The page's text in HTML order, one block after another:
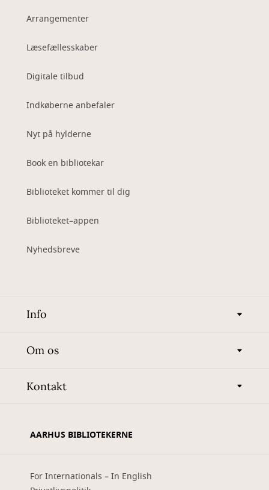
Arrangementer
Læsefællesskaber
Digitale tilbud
Indkøberne anbefaler
Nyt på hylderne
Book en bibliotekar
Biblioteket kommer til dig
Biblioteket–appen
Nyhedsbreve
Info
Om os
Kontakt
AARHUS BIBLIOTEKERNE
For Internationals – In English